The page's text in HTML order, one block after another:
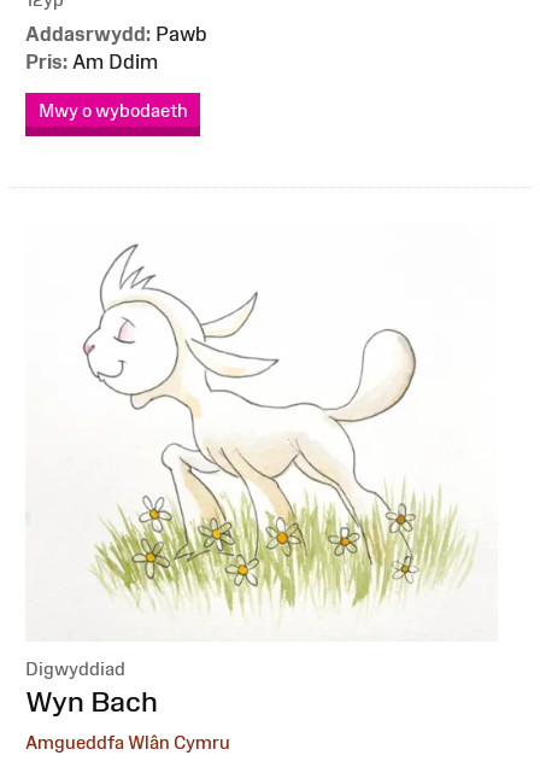
Addasrwydd: Pawb
Pris: Am Ddim
Mwy o wybodaeth
Digwyddiad
:Wyn Bach
Amgueddfa Wlân Cymru